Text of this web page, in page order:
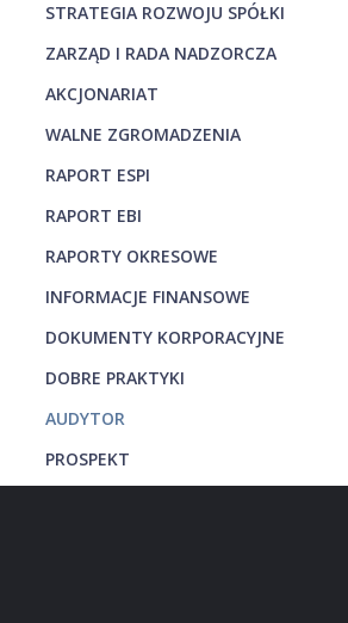
STRATEGIA ROZWOJU SPÓŁKI
ZARZĄD I RADA NADZORCZA
AKCJONARIAT
WALNE ZGROMADZENIA
RAPORT ESPI
RAPORT EBI
RAPORTY OKRESOWE
INFORMACJE FINANSOWE
DOKUMENTY KORPORACYJNE
DOBRE PRAKTYKI
AUDYTOR
PROSPEKT